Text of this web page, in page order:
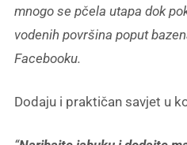
mnogo se pčela utapa dok
vodenih površina poput
Facebooku.
Dodaju i praktičan savjet u